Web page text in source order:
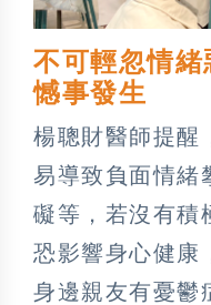
不可輕忽情
憾事發生
楊聰財醫師提醒
易導致負面情緒
礙等，若沒有積
恐影響身心健康
身邊親友有憂鬱